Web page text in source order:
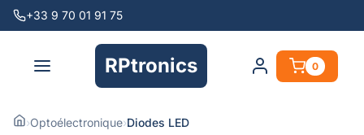
+33 9 70 01 91 75
RPtronics 0
›Optoélectronique›Diodes LED